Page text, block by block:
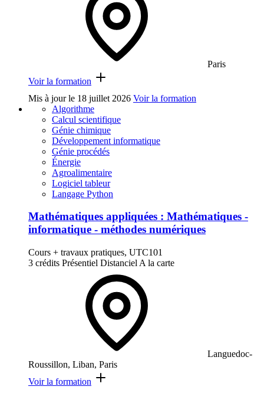
Paris
Voir la formation
Mis à jour le 18 juillet 2026 Voir la formation
Algorithme
Calcul scientifique
Génie chimique
Développement informatique
Génie procédés
Énergie
Agroalimentaire
Logiciel tableur
Langage Python
Mathématiques appliquées : Mathématiques -
informatique - méthodes numériques
Cours + travaux pratiques, UTC101
3 crédits Présentiel Distanciel A la carte
Languedoc-
Roussillon, Liban, Paris
Voir la formation